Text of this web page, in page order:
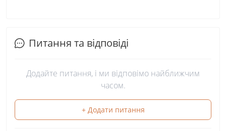
Питання та відповіді
Додайте питання, і ми відповімо найближчим
часом.
+ Додати питання